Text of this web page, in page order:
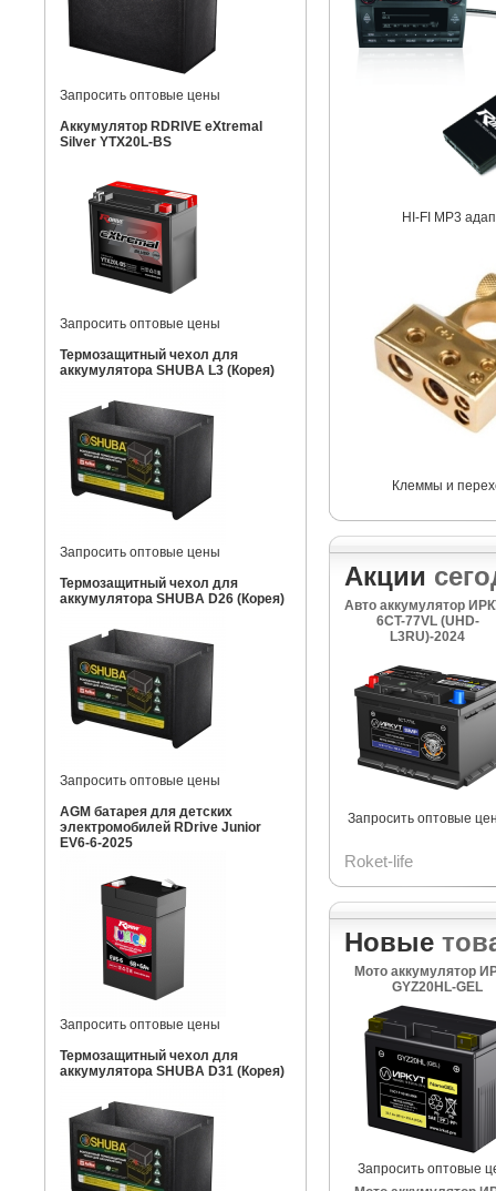
Запросить оптовые цены
Аккумулятор RDRIVE eXtremal
Silver YTX20L-BS
Запросить оптовые цены
Термозащитный чехол для
аккумулятора SHUBA L3 (Корея)
Запросить оптовые цены
Термозащитный чехол для
аккумулятора SHUBA D26 (Корея)
Запросить оптовые цены
AGM батарея для детских
электромобилей RDrive Junior
EV6-6-2025
Запросить оптовые цены
Термозащитный чехол для
аккумулятора SHUBA D31 (Корея)
HI-FI MP3
Клеммы и
Акции
Авто аккумулятор
6CT-77VL (UHD-
L3RU)-2024
Запросить оптовые
Roket-life
Новые
Мото аккумулятор
GYZ20HL-GEL
Запросить оптовые